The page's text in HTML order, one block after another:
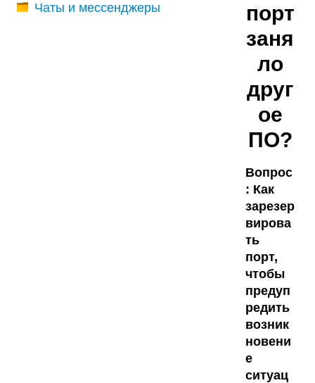
Чаты и мессенджеры
порт
заня
ло
друг
ое
ПО?
Вопрос
: Как
зарезер
вирова
ть
порт,
чтобы
предуп
редить
возник
новени
е
ситуац